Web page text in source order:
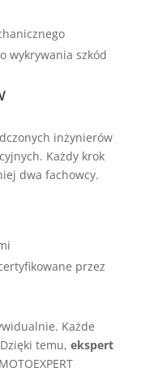
wykrywania szkód
inżynierów
Każdy krok
dwa fachowcy.
przez
Każde
temu, ekspert